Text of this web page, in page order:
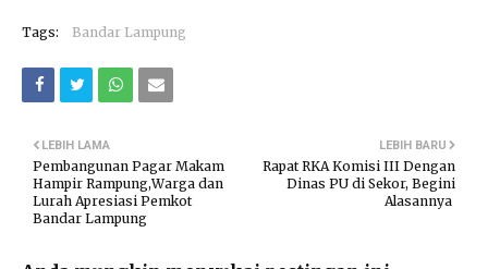
Tags: Bandar Lampung
LEBIH BARU
Rapat RKA Komisi III Dengan
Dinas PU di Sekor, Begini
Alasannya
LEBIH LAMA
Pembangunan Pagar Makam
Hampir Rampung,Warga dan
Lurah Apresiasi Pemkot
Bandar Lampung